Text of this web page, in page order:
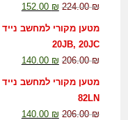
224.00₪
152.00 ₪
20JB, 20JC
206.00₪
140.00 ₪
82LN
206.00₪
140.00 ₪